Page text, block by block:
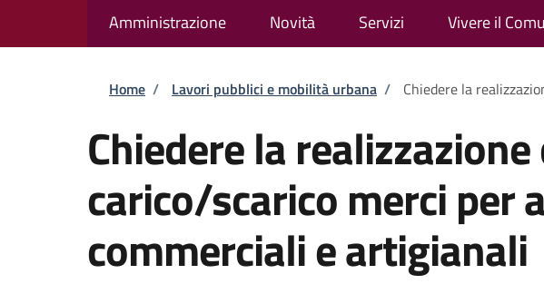
Amministrazione Novità Servizi Vivere il
Briciole di pane
Home / Lavori pubblici e mobilità urbana / Chiedere la
Chiedere la
carico/scarico merci per
commerciali e artigianali